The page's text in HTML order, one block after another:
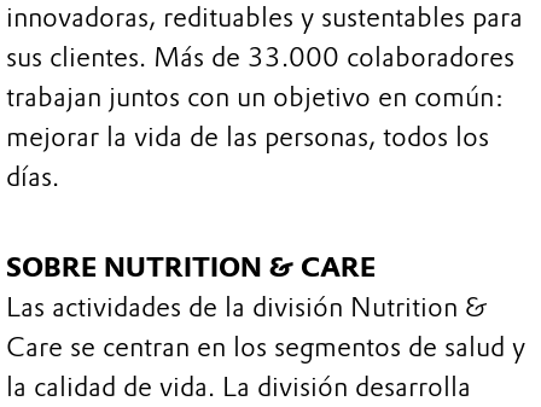
innovadoras, redituables y sustentables para
sus clientes. Más de 33.000 colaboradores
trabajan juntos con un objetivo en común:
mejorar la vida de las personas, todos los
días.
SOBRE NUTRITION & CARE
Las actividades de la división Nutrition &
Care se centran en los segmentos de salud y
la calidad de vida. La división desarrolla